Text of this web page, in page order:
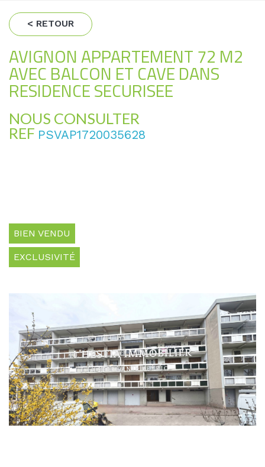
< RETOUR
AVIGNON APPARTEMENT 72 M2
AVEC BALCON ET CAVE DANS
RESIDENCE SECURISEE
NOUS CONSULTER
REF PSVAP1720035628
BIEN VENDU
EXCLUSIVITÉ